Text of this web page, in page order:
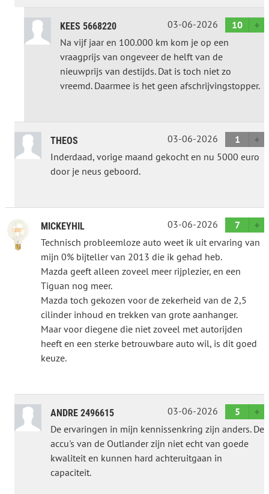
KEES 5668220 03-06-2026
10
Na vijf jaar en 100.000 km kom je op een
vraagprijs van ongeveer de helft van de
nieuwprijs van destijds. Dat is toch niet zo
vreemd. Daarmee is het geen afschrijvingstopper.
THEOS 03-06-2026
1
Inderdaad, vorige maand gekocht en nu 5000 euro
door je neus geboord.
MICKEYHIL 03-06-2026
7
Technisch probleemloze auto weet ik uit ervaring van
mijn 0% bijteller van 2013 die ik gehad heb.
Mazda geeft alleen zoveel meer rijplezier, en een
Tiguan nog meer.
Mazda toch gekozen voor de zekerheid van de 2,5
cilinder inhoud en trekken van grote aanhanger.
Maar voor diegene die niet zoveel met autorijden
heeft en een sterke betrouwbare auto wil, is dit goed
keuze.
ANDRE 2496615 03-06-2026
5
De ervaringen in mijn kennissenkring zijn anders. De
accu's van de Outlander zijn niet echt van goede
kwaliteit en kunnen hard achteruitgaan in
capaciteit.